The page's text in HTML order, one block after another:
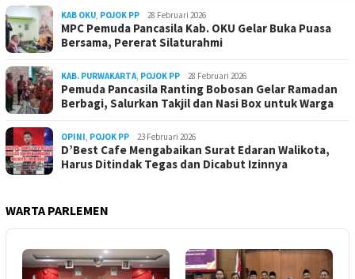
KAB OKU, POJOK PP 28 Februari 2026
MPC Pemuda Pancasila Kab. OKU Gelar Buka Puasa
Bersama, Pererat Silaturahmi
KAB. PURWAKARTA, POJOK PP 28 Februari 2026
Pemuda Pancasila Ranting Bobosan Gelar Ramadan
Berbagi, Salurkan Takjil dan Nasi Box untuk Warga
OPINI, POJOK PP 23 Februari 2026
D’Best Cafe Mengabaikan Surat Edaran Walikota,
Harus Ditindak Tegas dan Dicabut Izinnya
WARTA PARLEMEN